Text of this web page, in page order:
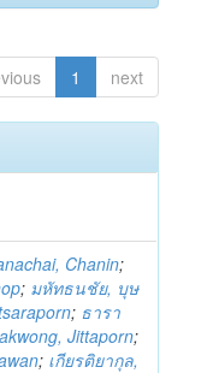
1 next
Chanin;
; มหัทธนชัย, บุษ
; ธารา
Jittaporn;
; เกียรติยากุล,